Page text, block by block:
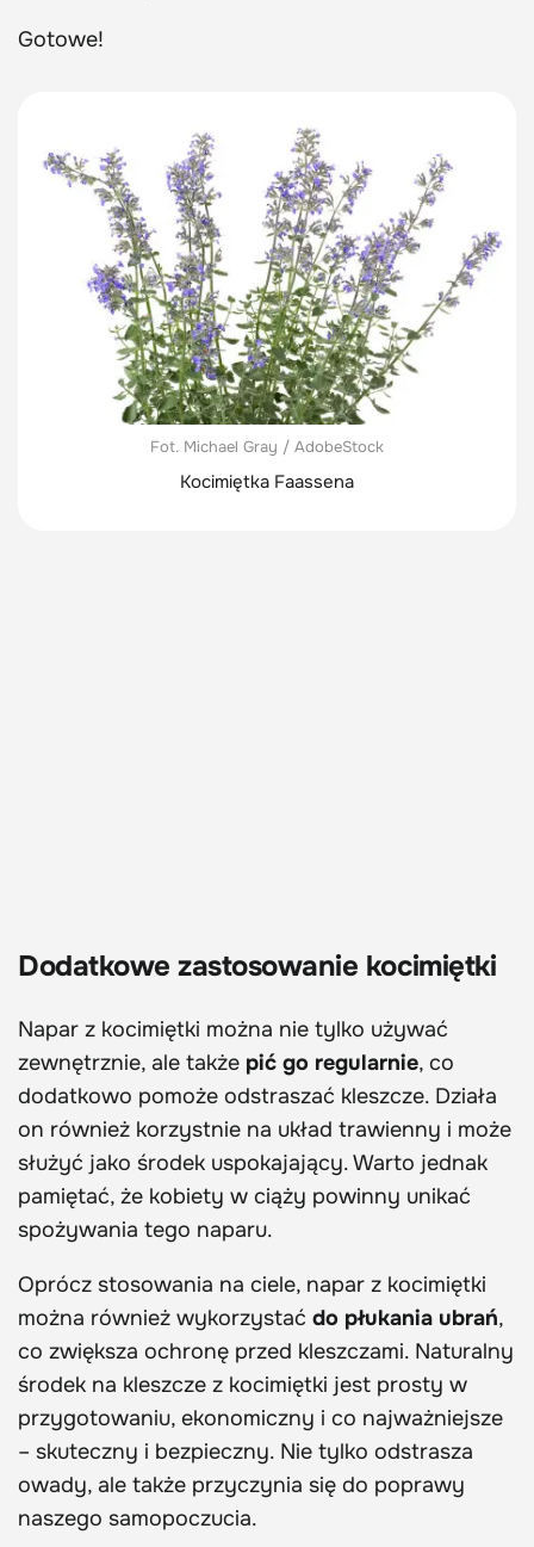
Gotowe!
Fot. Michael Gray / AdobeStock
Kocimiętka Faassena
Dodatkowe zastosowanie kocimiętki
Napar z kocimiętki można nie tylko używać
zewnętrznie, ale także pić go regularnie, co
dodatkowo pomoże odstraszać kleszcze. Działa
on również korzystnie na układ trawienny i może
służyć jako środek uspokajający. Warto jednak
pamiętać, że kobiety w ciąży powinny unikać
spożywania tego naparu.
Oprócz stosowania na ciele, napar z kocimiętki
można również wykorzystać do płukania ubrań,
co zwiększa ochronę przed kleszczami. Naturalny
środek na kleszcze z kocimiętki jest prosty w
przygotowaniu, ekonomiczny i co najważniejsze
– skuteczny i bezpieczny. Nie tylko odstrasza
owady, ale także przyczynia się do poprawy
naszego samopoczucia.